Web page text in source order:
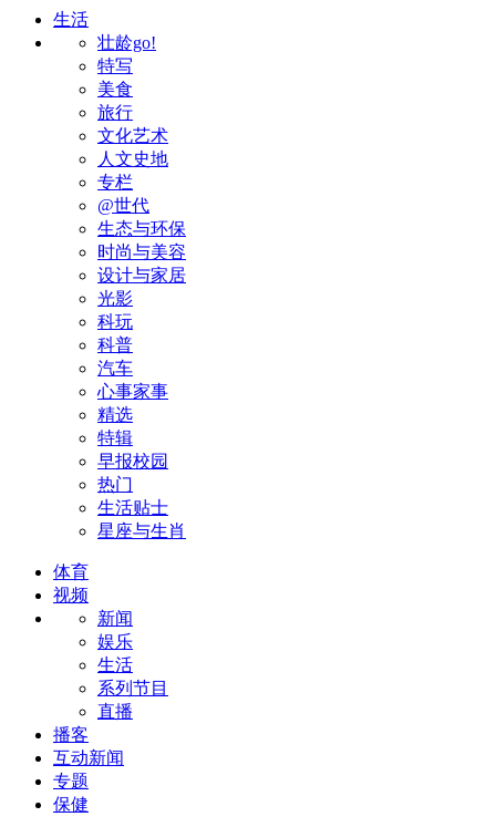
生活
壮龄go!
特写
美食
旅行
文化艺术
人文史地
专栏
@世代
生态与环保
时尚与美容
设计与家居
光影
科玩
科普
汽车
心事家事
精选
特辑
早报校园
热门
生活贴士
星座与生肖
体育
视频
新闻
娱乐
生活
系列节目
直播
播客
互动新闻
专题
保健